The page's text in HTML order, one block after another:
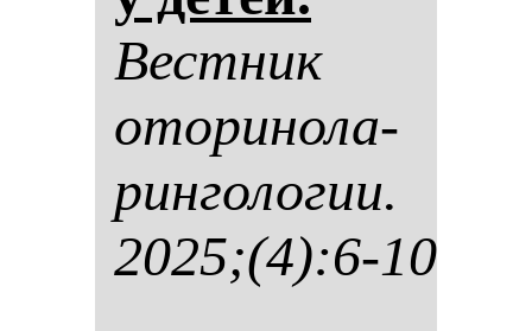
Вес­тник
ото­ри­но­ла­
рин­го­ло­гии.
2025;(4):6-10